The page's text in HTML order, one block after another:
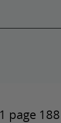
page 188